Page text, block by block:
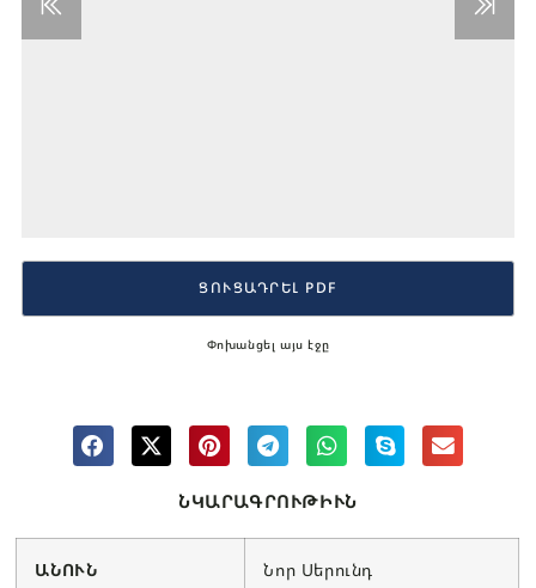
ՆԿԱՐԱԳՐՈՒԹԻՒՆ
ԱՆՈՒՆ Նոր Սերունդ
Փոխանցել այս էջը
ՑՈՒՑԱԴՐԵԼ PDF